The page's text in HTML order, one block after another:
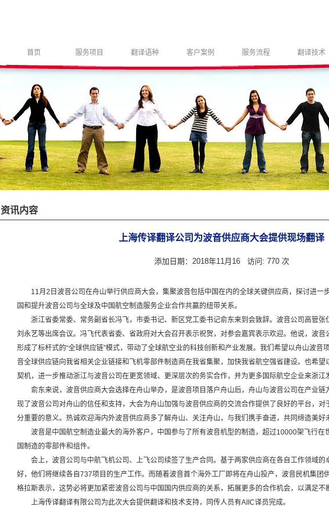
首页 服务项目 翻译语种 客户案例 服务流程 翻译技术
资讯内容
上海传译翻译公司为波音供应商大会提供现场翻译
添加日期：2018年11月16 访问: 770 次
11月2日波音公司在舟山举行供应商大会，集聚波音包括中国在内的全球关键供应商，探讨进一
固和提升波音公司与全球及中国航空制造服务企业合作共赢的纽带关系。
浙江省委常委、常务副省长冯飞，市委书记、新区党工委书记俞东来到会致辞。波音公司高管张
刘永艺等出席会议。冯飞代表省委、省政府对大会召开表示祝贺，对参会嘉宾表示欢迎。他说，波音
形成了标杆式的“全球供应链”模式，带动了全球航空业的科技创新和产业发展。我们希望以舟山波音
音全球供应链向我省相关企业链接和飞机零部件制造商在我省集聚，加快我省航空强省建设。也希望
契机，进一步推动浙江与波音公司在更宽领域、更深层次的务实合作，并为更多国际航空企业来浙江
俞东来说，波音供应商大会选择在舟山举办，是波音项目落户舟山后，舟山与波音公司在产业链
现了波音公司对舟山的信任和支持，大会为舟山加强与波音供应商的交流合作提供了良好的平台，对
分重要的意义。热诚欢迎海内外波音供应商多了解舟山、关注舟山，与我们携手奋进，共同缔造美好
波音是中国航空制造业最大的海外客户，中国参与了所有波音机型的制造，超过10000架飞行在
国制造的零部件和组件。
会上，波音公司与中航飞机公司、上飞公司续签了生产合同。基于两家供应商在各自工作领域的
好，他们将继续各自737项目的生产工作。而随着波音首个海外工厂即将在舟山投产，波音民机集团
格拉斯表示，这势必将更加紧密波音公司与中国国内供应商的关系，拓展更多的合作机会，以满足不
上海传译翻译有限公司为此次大会提供翻译和技术支持，同传人员有AIIC译员完成。